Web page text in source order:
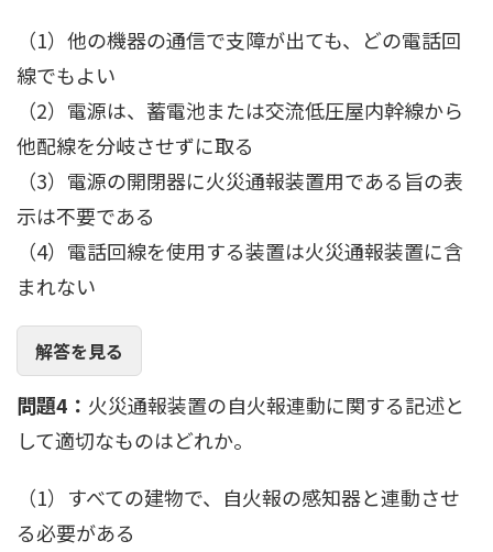
（1）他の機器の通信で支障が出ても、どの電話回
線でもよい
（2）電源は、蓄電池または交流低圧屋内幹線から
他配線を分岐させずに取る
（3）電源の開閉器に火災通報装置用である旨の表
示は不要である
（4）電話回線を使用する装置は火災通報装置に含
まれない
解答を見る
問題4： 火災通報装置の自火報連動に関する記述と
して適切なものはどれか。
（1）すべての建物で、自火報の感知器と連動させ
る必要がある